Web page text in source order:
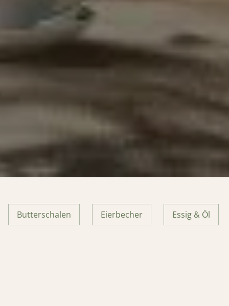
Butterschalen Eierbecher Essig & Öl